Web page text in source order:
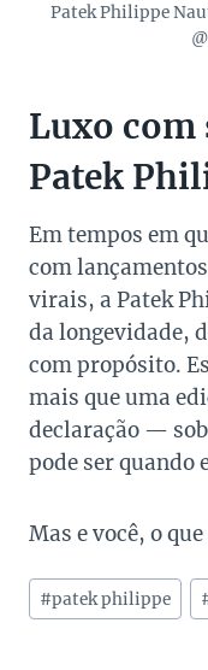
Patek Philippe
Luxo
Patek
Em tempos em
com
virais, a Patek
da longevidade,
com propósito.
mais que uma
declaração —
pode ser quando
Mas e você, o
Tags
do
#patek philippe